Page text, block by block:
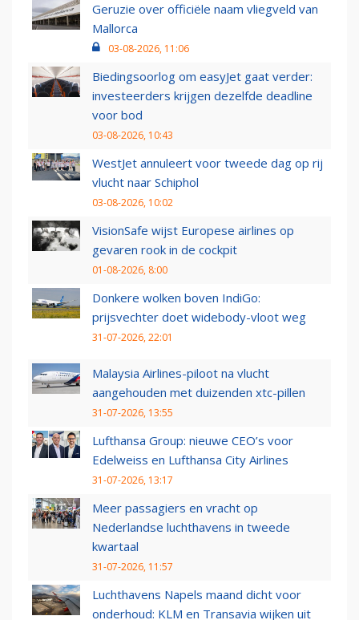
Geruzie over officiële naam vliegveld van
Mallorca
03-08-2026, 11:06
Biedingsoorlog om easyJet gaat verder:
investeerders krijgen dezelfde deadline
voor bod
03-08-2026, 10:43
WestJet annuleert voor tweede dag op rij
vlucht naar Schiphol
03-08-2026, 10:02
VisionSafe wijst Europese airlines op
gevaren rook in de cockpit
01-08-2026, 8:00
Donkere wolken boven IndiGo:
prijsvechter doet widebody-vloot weg
31-07-2026, 22:01
Malaysia Airlines-piloot na vlucht
aangehouden met duizenden xtc-pillen
31-07-2026, 13:55
Lufthansa Group: nieuwe CEO’s voor
Edelweiss en Lufthansa City Airlines
31-07-2026, 13:17
Meer passagiers en vracht op
Nederlandse luchthavens in tweede
kwartaal
31-07-2026, 11:57
Luchthavens Napels maand dicht voor
onderhoud: KLM en Transavia wijken uit